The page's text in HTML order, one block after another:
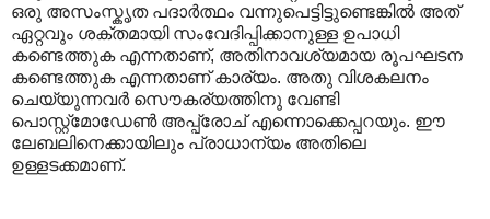
ഒരു അസംസ്കൃത പദാര്‍ത്ഥം വന്നുപെട്ടിട്ടുണ്ടെങ്കില്‍ അത്
ഏറ്റവും ശക്തമായി സംവേദിപ്പിക്കാനുള്ള ഉപാധി
കണ്ടെത്തുക എന്നതാണ്, അതിനാവശ്യമായ രൂപഘടന
കണ്ടെത്തുക എന്നതാണ് കാര്യം. അതു വിശകലനം
ചെയ്യുന്നവര്‍ സൌകര്യത്തിനു വേണ്ടി
പൊസ്റ്റ്മോഡേണ്‍ അപ്പ്രോച് എന്നൊക്കെപ്പറയും. ഈ
ലേബലിനെക്കായിലും പ്രാധാന്യം അതിലെ
ഉള്ളടക്കമാണ്.‍ ‍